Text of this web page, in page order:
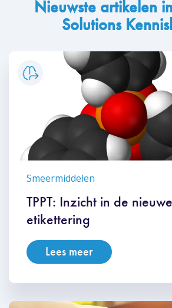
Nieuwste artikelen
Solutions
Smeermiddelen
TPPT: Inzicht in de nieuwe
etikettering
Lees meer